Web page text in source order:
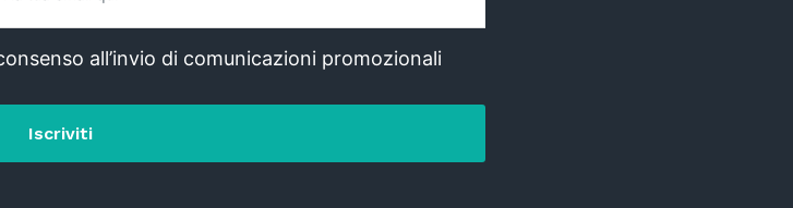
all’invio di comunicazioni promozionali
Iscriviti